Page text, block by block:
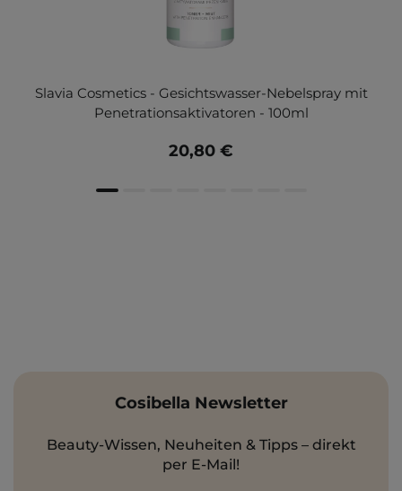
Slavia Cosmetics - Gesichtswasser-Nebelspray mit
Penetrationsaktivatoren - 100ml
20,80 €
Cosibella Newsletter
Beauty-Wissen, Neuheiten & Tipps – direkt
per E-Mail!